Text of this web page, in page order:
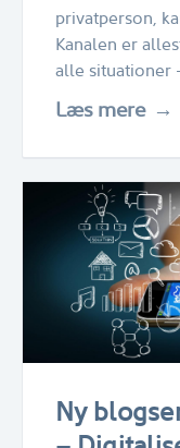
privatperson,
Kanalen er
alle situationer
Læs mere
Ny